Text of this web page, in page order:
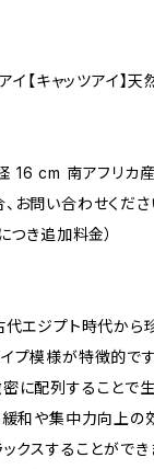
【キャッツアイ】天
16 cm 南アフリカ
お問い合わせくださ
き追加料金）
代エジプト時代から
プ模様が特徴的で
に配列することで生
緩和や集中力向上
クスすることができ